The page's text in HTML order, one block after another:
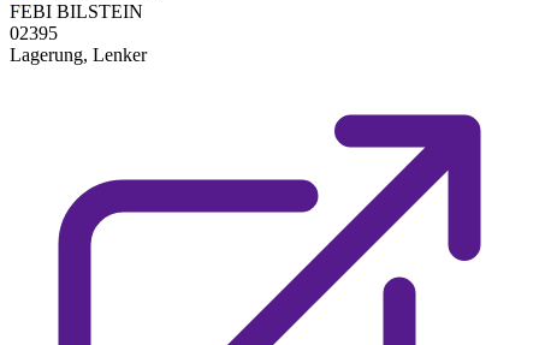
FEBI BILSTEIN
02395
Lagerung, Lenker